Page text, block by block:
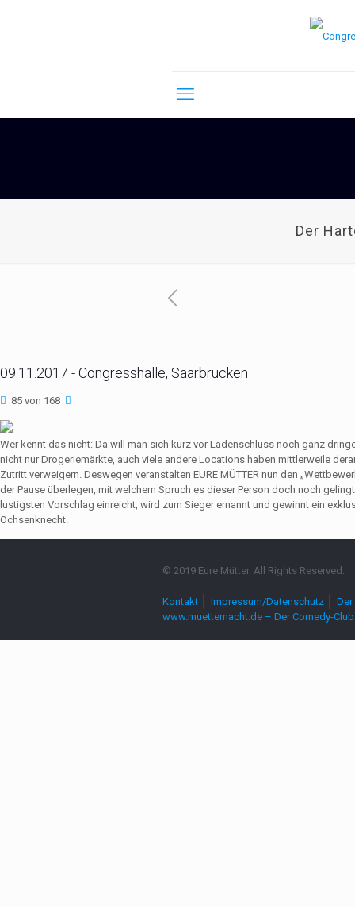
Der
09.11.2017 - Congresshalle, Saarbrücken
85 von 168
Wer kennt das nicht: Da will man sich kurz vor Ladenschluss noch ganz
nicht nur Drogeriemärkte, auch viele andere Locations haben mittlerweile
Zutritt verweigern. Deswegen veranstalten EURE MÜTTER nun den
der Pause überlegen, mit welchem Spruch es dieser Person doch noch
lustigsten Vorschlag einreicht, wird zum Sieger ernannt und gewinnt ein
Ochsenknecht.
© 2019 Eure Mütter. All Rights Reserved.
Kontakt Impressum/Datenschutz
www.muetternacht.de – Der Comedy-Club